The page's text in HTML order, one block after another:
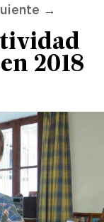
→
2018